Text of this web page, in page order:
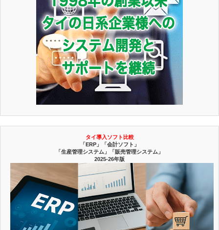
タイ導入ソフト比較
「ERP」「会計ソフト」
「生産管理システム」「販売管理システム」
2025-26年版